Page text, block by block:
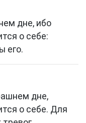
дне, ибо
о себе:
его.
дне,
о себе. Для